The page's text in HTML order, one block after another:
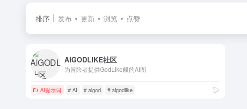
排序 发布 更新 浏览 点赞
AIGODLIKE社区
为冒险者提供GodLike般的AI图
AI提示词 # AI # aigod # aigodlike